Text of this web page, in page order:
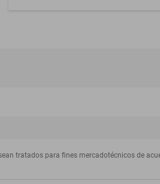
tratados para fines mercadotécnicos de